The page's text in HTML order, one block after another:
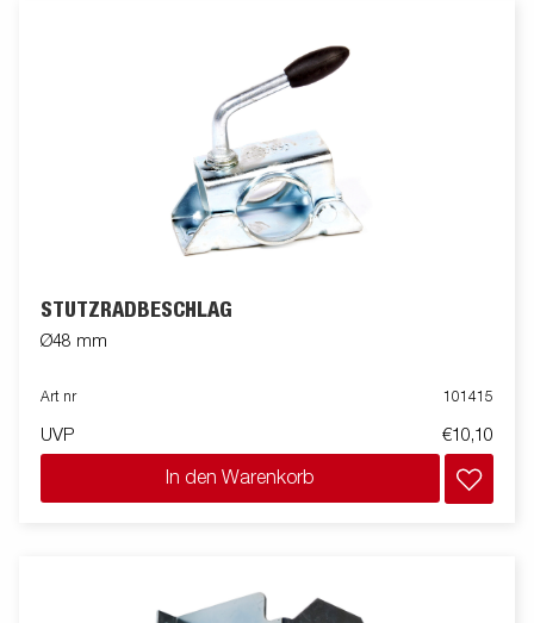
STÜTZRADBESCHLAG
Ø48 mm
Art nr 101415
UVP €10,10
In den Warenkorb